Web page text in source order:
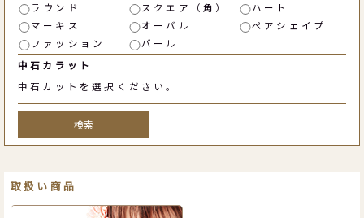
ラウンド
スクエア（角）
ハート
マーキス
オーバル
ペアシェイプ
ファッション
パール
中石カラット
中石カットを選択ください。
検索
取扱い商品